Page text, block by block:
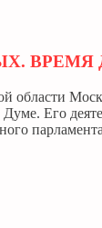
ВРЕМЯ
Его